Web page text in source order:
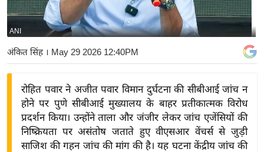
य
बि
ज़
ने
द्यो
ANI
अंकित सिंह। May 29 2026 12:40PM
रोहित पवार ने अजीत पवार विमान दुर्घटना की सीबीआई जांच न
होने पर पुणे सीबीआई मुख्यालय के बाहर प्रतीकात्मक विरोध
प्रदर्शन किया। उन्होंने ताला और जंजीर लेकर जांच एजेंसियों की
निष्क्रियता पर असंतोष जताते हुए वीएसआर वेंचर्स से जुड़ी
साजिश की गहन जांच की मांग की है। यह घटना केंद्रीय जांच की